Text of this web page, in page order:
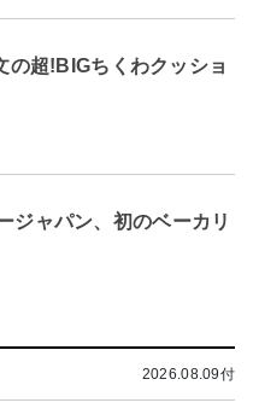
の超!BIGちくわクッショ
ジャパン、初のベーカリ
2026.08.09付